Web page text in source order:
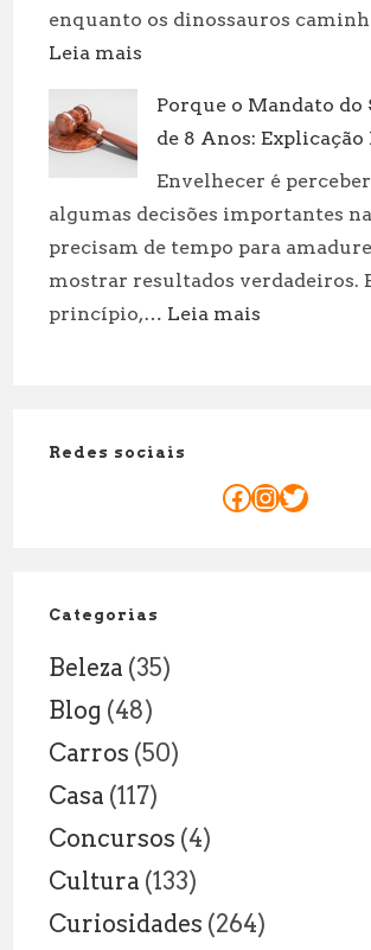
enquanto os dinossauros
Leia mais
Aquáticos:
Tipos
Porque o Mandato do
de 8 Anos: Explicação
Envelhecer é
algumas decisões importantes
precisam de tempo para
mostrar resultados verdadeiros.
princípio,… Leia mais
é
de
Redes sociais
Facebook
Instagram
Twitter
Categorias
Beleza (35)
Blog (48)
Carros (50)
Casa (117)
Concursos (4)
Cultura (133)
Curiosidades (264)